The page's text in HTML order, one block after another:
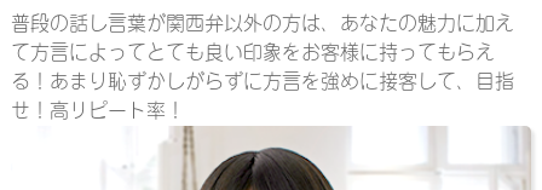
普段の話し言葉が関西弁以外の方は、あなたの魅力に加え
て方言によってとても良い印象をお客様に持ってもらえ
る！あまり恥ずかしがらずに方言を強めに接客して、目指
せ！高リピート率！